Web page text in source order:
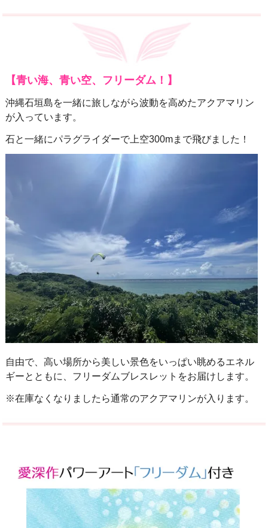
【青い海、青い空、フリーダム！】
沖縄石垣島を一緒に旅しながら波動を高めたアクアマリン
が入っています。
石と一緒にパラグライダーで上空300mまで飛びました！
自由で、高い場所から美しい景色をいっぱい眺めるエネル
ギーとともに、フリーダムブレスレットをお届けします。
※在庫なくなりましたら通常のアクアマリンが入ります。